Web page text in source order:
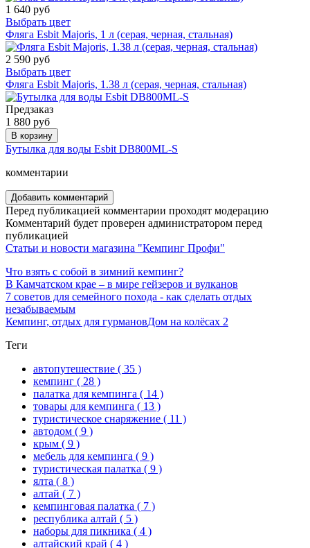
1 640 руб
Выбрать цвет
Фляга Esbit Majoris, 1 л (серая, черная, стальная)
2 590 руб
Выбрать цвет
Фляга Esbit Majoris, 1.38 л (серая, черная, стальная)
Предзаказ
1 880 руб
В корзину
Бутылка для воды Esbit DB800ML-S
комментарии
Добавить комментарий
Перед публикацией комментарии проходят модерацию
Комментарий будет проверен администратором перед
публикацией
Статьи и новости магазина "Кемпинг Профи"
Что взять с собой в зимний кемпинг?
В Камчатском крае – в мире гейзеров и вулканов
7 советов для семейного похода - как сделать отдых
незабываемым
Кемпинг, отдых для гурмановДом на колёсах 2
Теги
автопутешествие ( 35 )
кемпинг ( 28 )
палатка для кемпинга ( 14 )
товары для кемпинга ( 13 )
туристическое снаряжение ( 11 )
автодом ( 9 )
крым ( 9 )
мебель для кемпинга ( 9 )
туристическая палатка ( 9 )
ялта ( 8 )
алтай ( 7 )
кемпинговая палатка ( 7 )
республика алтай ( 5 )
наборы для пикника ( 4 )
алтайский край ( 4 )